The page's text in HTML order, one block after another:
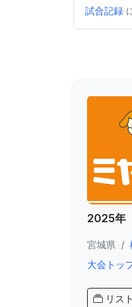
試合記録
2025年
宮城県 /
大会トッ
リス